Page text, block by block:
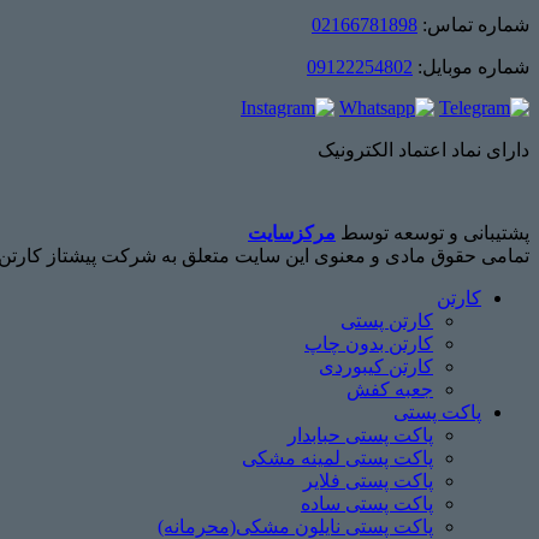
شماره تماس: 02166781898
شماره موبایل: 09122254802
دارای نماد اعتماد الکترونیک
پشتیبانی و توسعه توسط مرکزسایت
تمامی حقوق مادی و معنوی این سایت متعلق به شرکت پیشتاز
کارتن
کارتن پستی
کارتن بدون چاپ
کارتن کیبوردی
جعبه کفش
پاکت پستی
پاکت پستی حبابدار
پاکت پستی لمینه مشکی
پاکت پستی فلایر
پاکت پستی ساده
پاکت پستی نایلون مشکی(محرمانه)